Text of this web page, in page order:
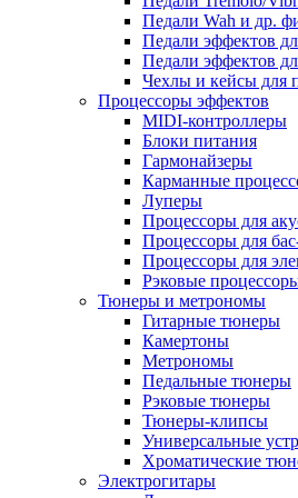
Педали Wah и др.
Педали эффектов
Педали эффектов
Чехлы и кейсы для
Процессоры эффектов
MIDI-контроллеры
Блоки питания
Гармонайзеры
Карманные
Луперы
Процессоры для
Процессоры для
Процессоры для
Рэковые
Тюнеры и метрономы
Гитарные тюнеры
Камертоны
Метрономы
Педальные тюнеры
Рэковые тюнеры
Тюнеры-клипсы
Универсальные
Хроматические
Электрогитары